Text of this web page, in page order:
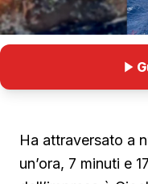
Ha attraversato a
un’ora, 7 minuti e